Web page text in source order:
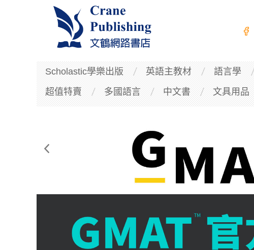
Scholastic學樂出版 英語主教材 語言學
超值特賣
多國語言 中文書 文具用品